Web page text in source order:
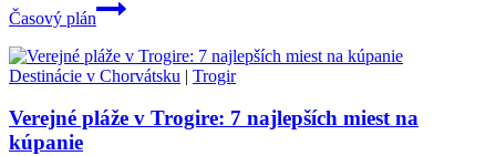
Časový plán
Destinácie v Chorvátsku | Trogir
Verejné pláže v Trogire: 7 najlepších miest na
kúpanie